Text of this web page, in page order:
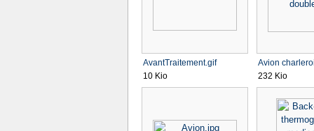
AvantTraitement.gif
10 Kio
Avion
232 Kio